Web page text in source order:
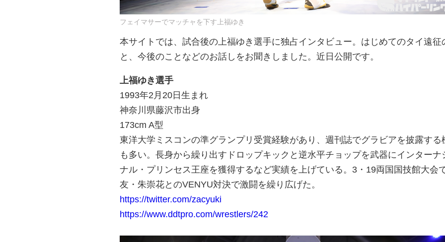
フェイマサーでマッチャを下す上福ゆき
本サイトでは、試合後の上福ゆき選手に独占インタビュー。はじめてのタイ遠征
と、今後のことなどのお話しをお聞きしました。近日公開です。
上福ゆき選手
1993年2月20日生まれ
神奈川県藤沢市出身
173cm A型
東洋大学ミスコンの準グランプリ受賞経験があり、週刊誌でグラビアを披露する
も多い。長身から繰り出すドロップキックと逆水平チョップを武器にインターナ
ナル・プリンセス王座を獲得するなど実績を上げている。3・19両国国技館大会
友・朱崇花とのVENYU対決で激闘を繰り広げた。
https://twitter.com/zacyuki
https://www.ddtpro.com/wrestlers/242